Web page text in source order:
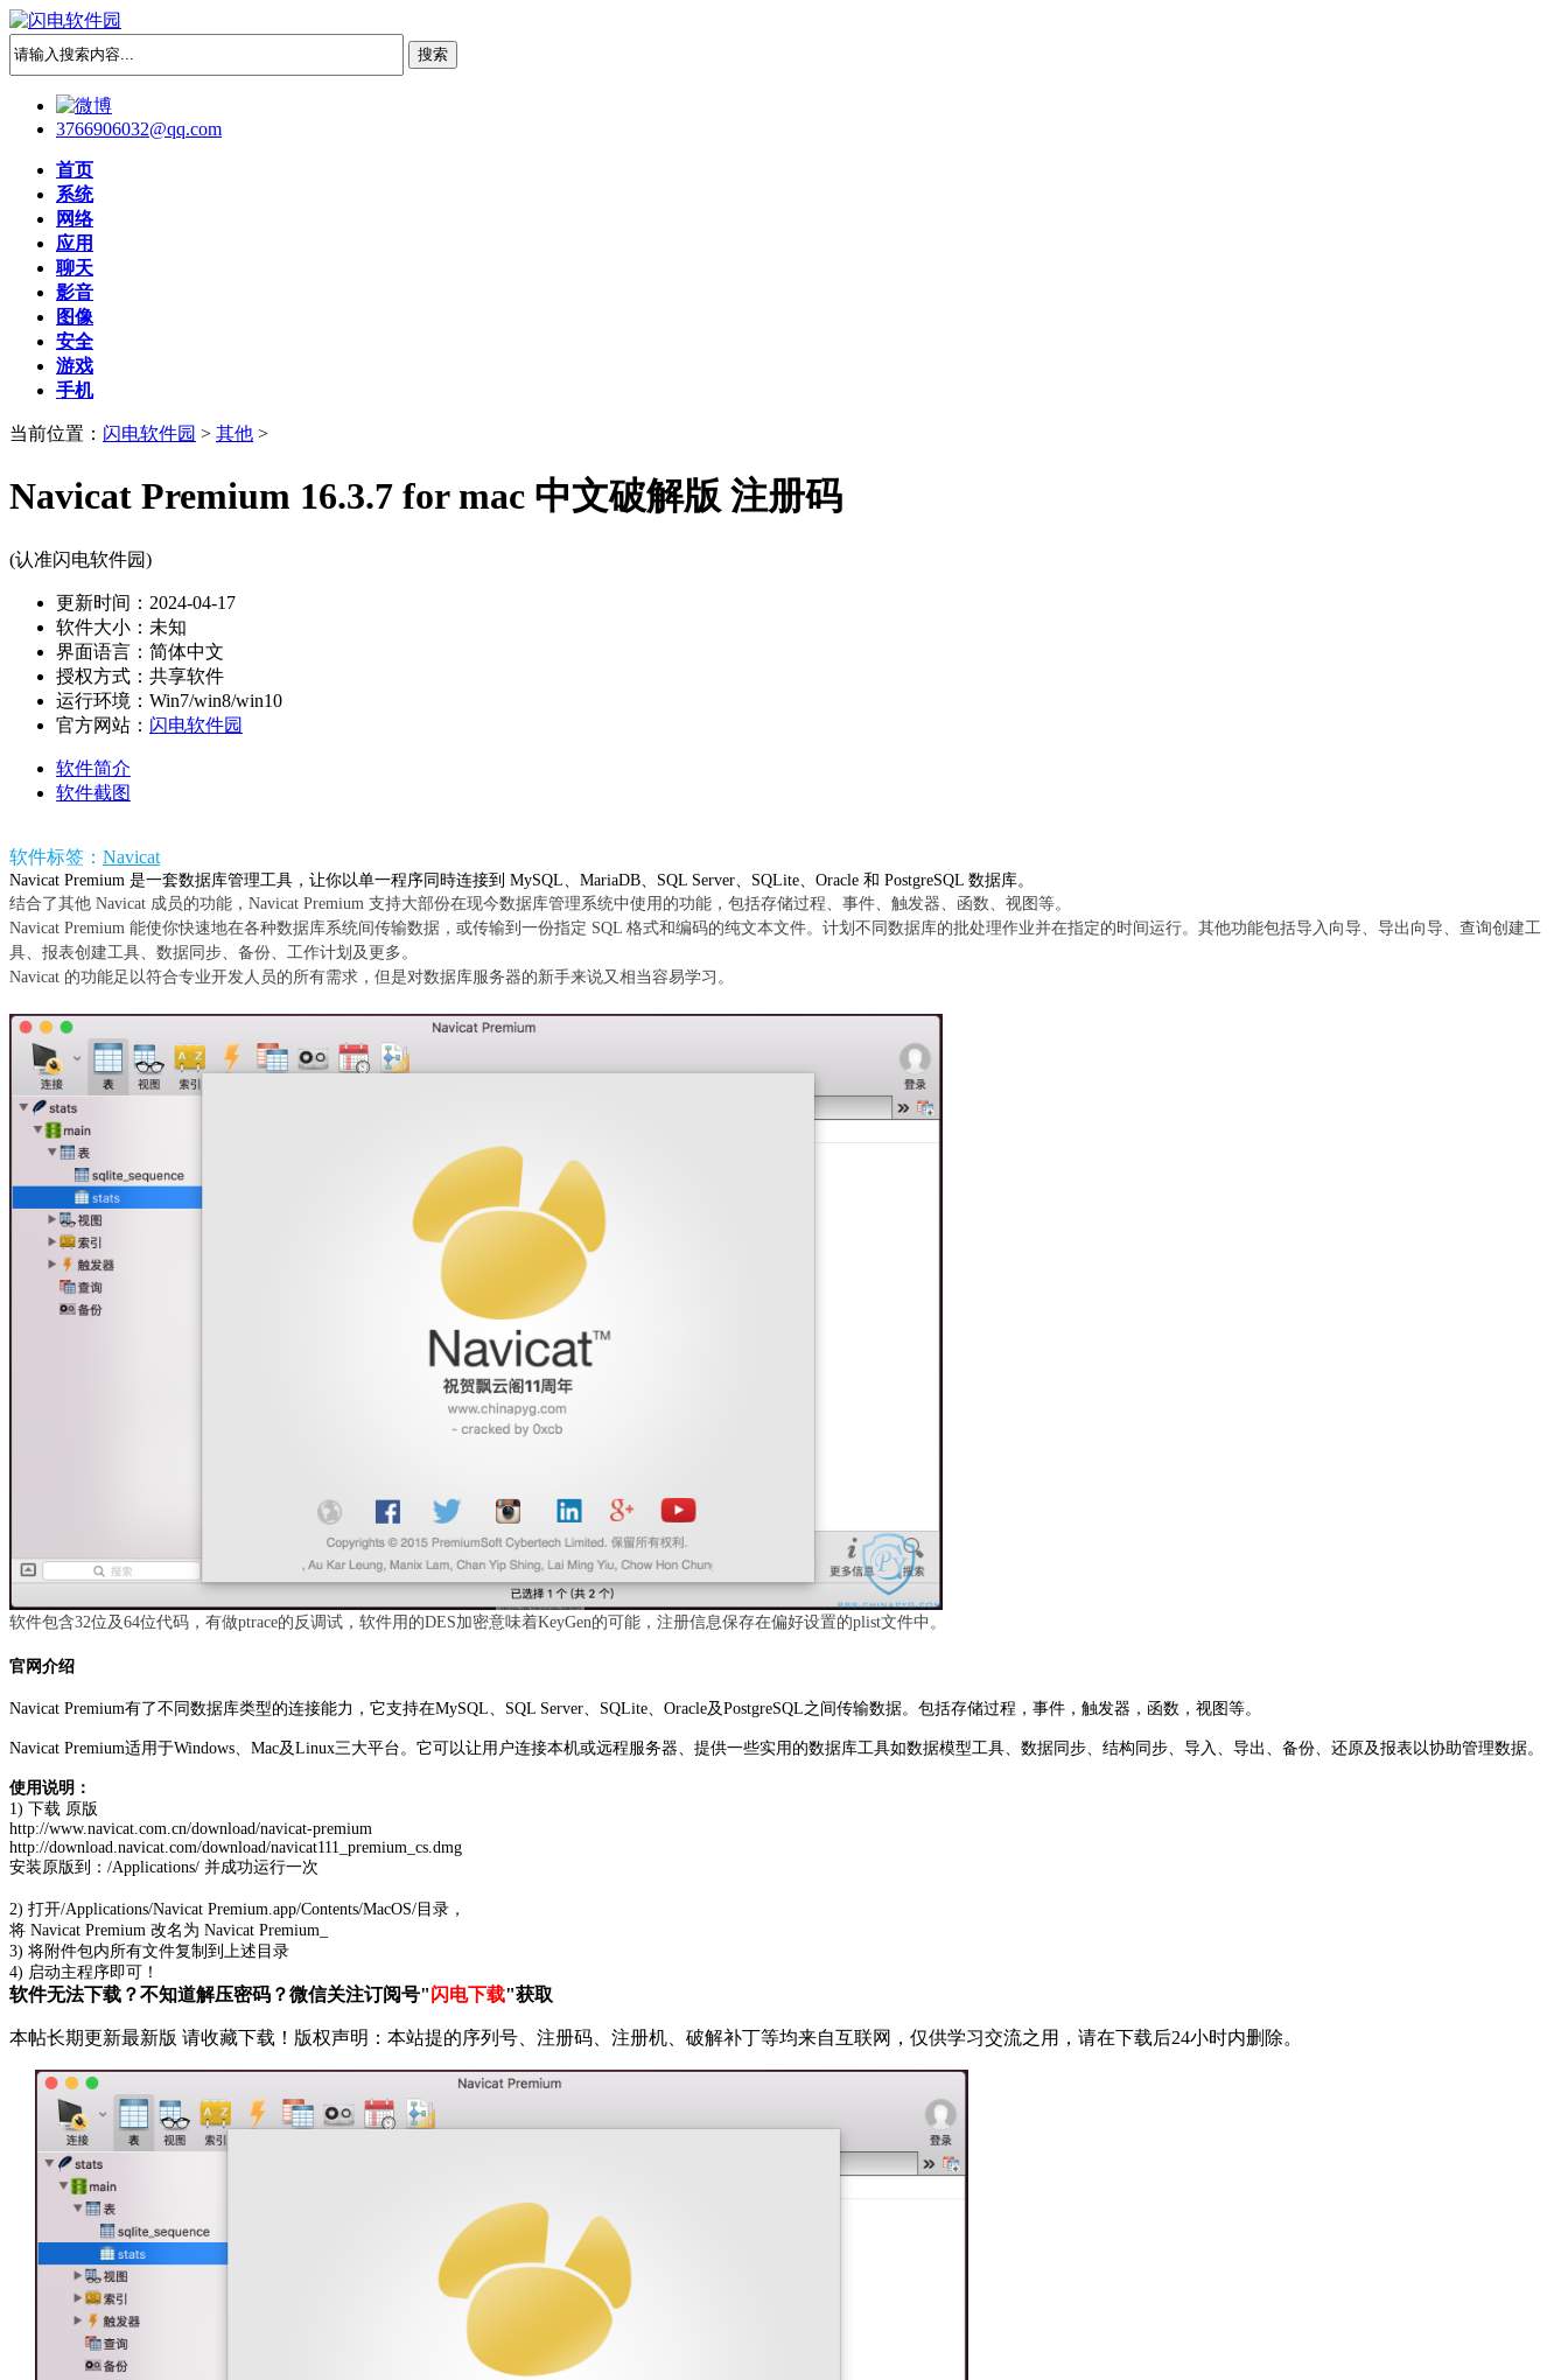
3766906032@qq.com
首页
系统
网络
应用
聊天
影音
图像
安全
游戏
手机
当前位置： 闪电软件园 > 其他 >
Navicat Premium 16.3.7 for mac 中文破解版 注册码
(认准闪电软件园)
更新时间：2024-04-17
软件大小：未知
界面语言：简体中文
授权方式：共享软件
运行环境：Win7/win8/win10
官方网站： 闪电软件园
软件简介
软件截图
软件标签： Navicat
Navicat Premium 是一套数据库管理工具，让你以单一程序同時连接到 MySQL、MariaDB、SQL Server、SQLite、Oracle 和 PostgreSQL 数据库。
结合了其他 Navicat 成员的功能，Navicat Premium 支持大部份在现今数据库管理系统中使用的功能，包括存储过程、事件、触发器、函数、视图等。
Navicat Premium 能使你快速地在各种数据库系统间传输数据，或传输到一份指定 SQL 格式和编码的纯文本文件。计划不同数据库的批处理作业并在指定的时间运行。其他功能包括导入向导、导出向导、查询创建工
具、报表创建工具、数据同步、备份、工作计划及更多。
Navicat 的功能足以符合专业开发人员的所有需求，但是对数据库服务器的新手来说又相当容易学习。
软件包含32位及64位代码，有做ptrace的反调试，软件用的DES加密意味着KeyGen的可能，注册信息保存在偏好设置的plist文件中。
官网介绍
Navicat Premium有了不同数据库类型的连接能力，它支持在MySQL、SQL Server、SQLite、Oracle及PostgreSQL之间传输数据。包括存储过程，事件，触发器，函数，视图等。
Navicat Premium适用于Windows、Mac及Linux三大平台。它可以让用户连接本机或远程服务器、提供一些实用的数据库工具如数据模型工具、数据同步、结构同步、导入、导出、备份、还原及报表以协助管理数据。
使用说明：
1) 下载 原版
http://www.navicat.com.cn/download/navicat-premium
http://download.navicat.com/download/navicat111_premium_cs.dmg
安装原版到：/Applications/ 并成功运行一次
2) 打开/Applications/Navicat Premium.app/Contents/MacOS/目录，
将 Navicat Premium 改名为 Navicat Premium_
3) 将附件包内所有文件复制到上述目录
4) 启动主程序即可！
软件无法下载？不知道解压密码？微信关注订阅号"闪电下载"获取
本帖长期更新最新版 请收藏下载！版权声明：本站提的序列号、注册码、注册机、破解补丁等均来自互联网，仅供学习交流之用，请在下载后24小时内删除。